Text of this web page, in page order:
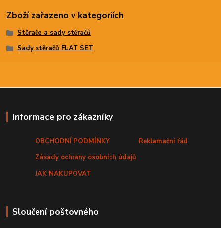
Zboží zařazeno v kategoriích
Stěrače a sady stěračů
Sady stěračů FLAT SET
Informace pro zákazníky
OBCHODNÍ PODMÍNKY
Reklamační řád
Zásady ochrany osobních údajů
JAK NAKUPOVAT
Sloučení poštovného